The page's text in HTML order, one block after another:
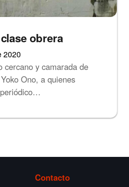
obrera
2020
cercano y camarada de
Ono, a quienes
Contacto